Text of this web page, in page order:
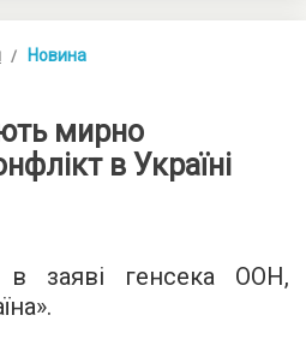
Новина
мирно
в Україні
заяві генсека ООН,